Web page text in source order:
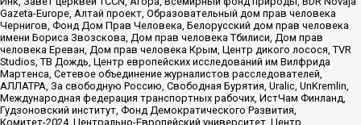
Gazeta-Europe, Алтай проект, Образовательный дом прав человека
Чернигов, Фонд Дом Прав Человека, Белорусский дом прав человека
имени Бориса Звозскова, Дом прав человека Тбилиси, Дом прав
человека Ереван, Дом прав человека Крым, Центр дикого лосося, TVR
Studios, ТВ Дождь, Центр европейских исследований им Вилфрида
Мартенса, Сетевое объединение журналистов расследователей,
АЛЛАТРА, За свободную Россию, Свободная Бурятия, Uralic, UnKremlin,
Международная федерация транспортных рабочих, ИстЧам Финланд,
Гудзоновский институт, Фонд Демократического Развития,
Комитет-2024, Центрально-Европейский университет, Центр